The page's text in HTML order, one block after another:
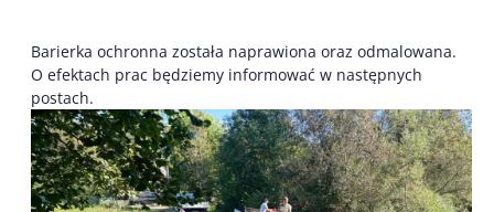
Barierka ochronna została naprawiona oraz odmalowana.
O efektach prac będziemy informować w następnych
postach.